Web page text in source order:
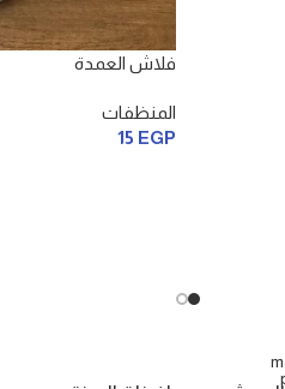
فلاش العمدة
المنظفات
15 EGP